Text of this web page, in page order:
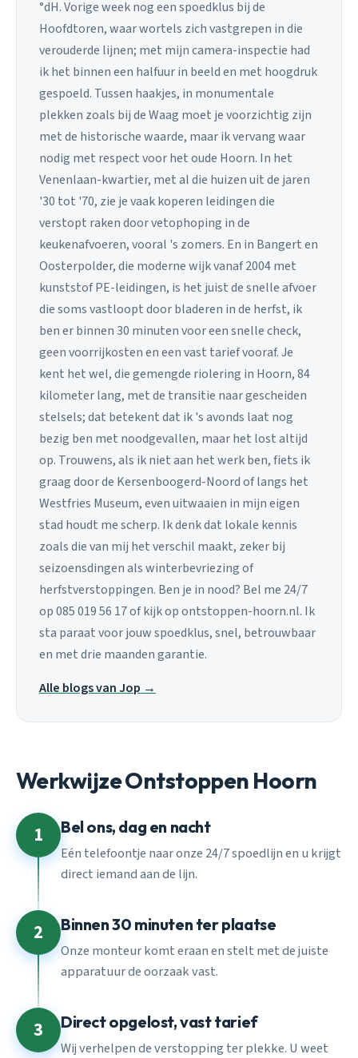
°dH. Vorige week nog een spoedklus bij de
Hoofdtoren, waar wortels zich vastgrepen in die
verouderde lijnen; met mijn camera-inspectie had
ik het binnen een halfuur in beeld en met hoogdruk
gespoeld. Tussen haakjes, in monumentale
plekken zoals bij de Waag moet je voorzichtig zijn
met de historische waarde, maar ik vervang waar
nodig met respect voor het oude Hoorn. In het
Venenlaan-kwartier, met al die huizen uit de jaren
'30 tot '70, zie je vaak koperen leidingen die
verstopt raken door vetophoping in de
keukenafvoeren, vooral 's zomers. En in Bangert en
Oosterpolder, die moderne wijk vanaf 2004 met
kunststof PE-leidingen, is het juist de snelle afvoer
die soms vastloopt door bladeren in de herfst, ik
ben er binnen 30 minuten voor een snelle check,
geen voorrijkosten en een vast tarief vooraf. Je
kent het wel, die gemengde riolering in Hoorn, 84
kilometer lang, met de transitie naar gescheiden
stelsels; dat betekent dat ik 's avonds laat nog
bezig ben met noodgevallen, maar het lost altijd
op. Trouwens, als ik niet aan het werk ben, fiets ik
graag door de Kersenboogerd-Noord of langs het
Westfries Museum, even uitwaaien in mijn eigen
stad houdt me scherp. Ik denk dat lokale kennis
zoals die van mij het verschil maakt, zeker bij
seizoensdingen als winterbevriezing of
herfstverstoppingen. Ben je in nood? Bel me 24/7
op 085 019 56 17 of kijk op ontstoppen-hoorn.nl. Ik
sta paraat voor jouw spoedklus, snel, betrouwbaar
en met drie maanden garantie.
Alle blogs van Jop →
Werkwijze Ontstoppen Hoorn
1 Bel ons, dag en nacht
Eén telefoontje naar onze 24/7 spoedlijn en u krijgt
direct iemand aan de lijn.
2 Binnen 30 minuten ter plaatse
Onze monteur komt eraan en stelt met de juiste
apparatuur de oorzaak vast.
3 Direct opgelost, vast tarief
Wij verhelpen de verstopping ter plekke. U weet